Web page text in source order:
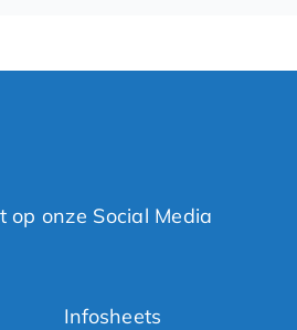
op onze Social Media
Infosheets